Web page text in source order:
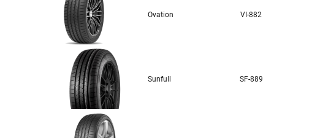
Ovation VI-882
Sunfull SF-889